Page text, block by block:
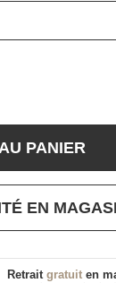
PANIER
EN
Retrait gratuiten